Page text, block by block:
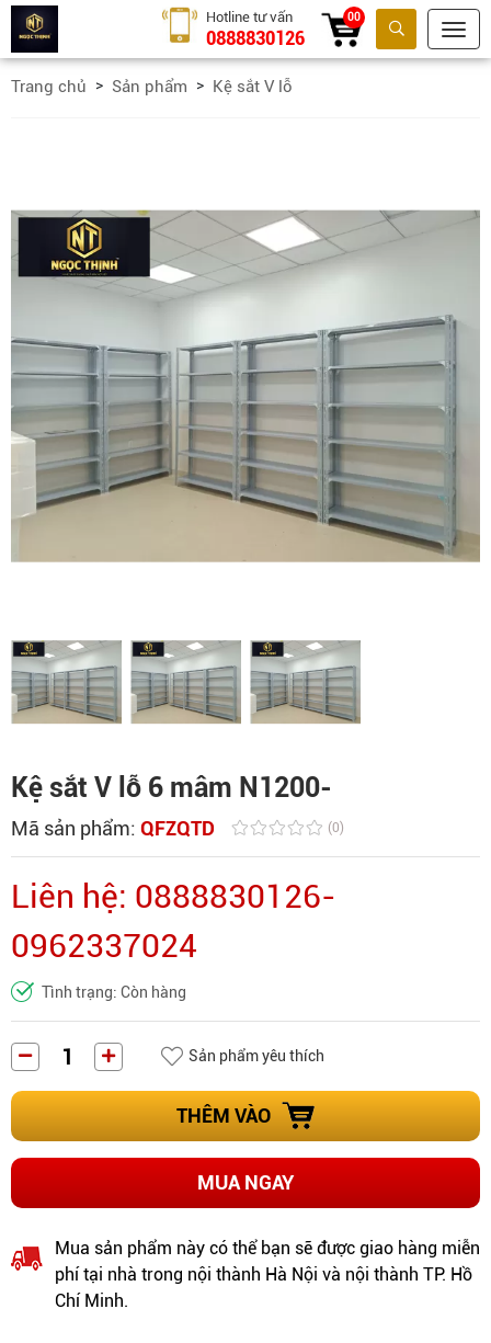
Tìm kiếm
Hotline tư vấn
0888830126
00
Trang chủ Sản phẩm Kệ sắt V lỗ
Kệ sắt V lỗ 6 mâm N1200-
Mã sản phẩm: QFZQTD (0)
Liên hệ: 0888830126-
0962337024
Tình trạng: Còn hàng
Sản phẩm yêu thích
THÊM VÀO
MUA NGAY
Mua sản phẩm này có thể bạn sẽ được giao hàng miễn
phí tại nhà trong nội thành Hà Nội và nội thành TP. Hồ
Chí Minh.